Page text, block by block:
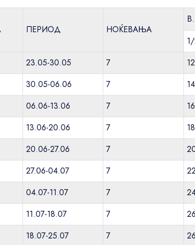
ПЕРИОД НОЌЕВАЊА
23.05-30.05 7
30.05-06.06 7
06.06-13.06 7
13.06-20.06 7
20.06-27.06 7
27.06-04.07 7
04.07-11.07 7
11.07-18.07 7
18.07-25.07 7